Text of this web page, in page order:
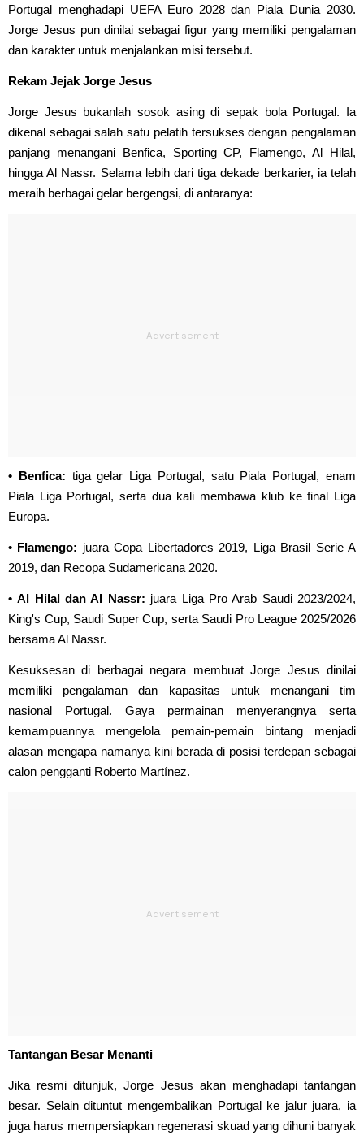
Portugal menghadapi UEFA Euro 2028 dan Piala Dunia 2030.
Jorge Jesus pun dinilai sebagai figur yang memiliki pengalaman
dan karakter untuk menjalankan misi tersebut.
Rekam Jejak Jorge Jesus
Jorge Jesus bukanlah sosok asing di sepak bola Portugal. Ia
dikenal sebagai salah satu pelatih tersukses dengan pengalaman
panjang menangani Benfica, Sporting CP, Flamengo, Al Hilal,
hingga Al Nassr. Selama lebih dari tiga dekade berkarier, ia telah
meraih berbagai gelar bergengsi, di antaranya:
• Benfica: tiga gelar Liga Portugal, satu Piala Portugal, enam
Piala Liga Portugal, serta dua kali membawa klub ke final Liga
Europa.
• Flamengo: juara Copa Libertadores 2019, Liga Brasil Serie A
2019, dan Recopa Sudamericana 2020.
• Al Hilal dan Al Nassr: juara Liga Pro Arab Saudi 2023/2024,
King's Cup, Saudi Super Cup, serta Saudi Pro League 2025/2026
bersama Al Nassr.
Kesuksesan di berbagai negara membuat Jorge Jesus dinilai
memiliki pengalaman dan kapasitas untuk menangani tim
nasional Portugal. Gaya permainan menyerangnya serta
kemampuannya mengelola pemain-pemain bintang menjadi
alasan mengapa namanya kini berada di posisi terdepan sebagai
calon pengganti Roberto Martínez.
Tantangan Besar Menanti
Jika resmi ditunjuk, Jorge Jesus akan menghadapi tantangan
besar. Selain dituntut mengembalikan Portugal ke jalur juara, ia
juga harus mempersiapkan regenerasi skuad yang dihuni banyak